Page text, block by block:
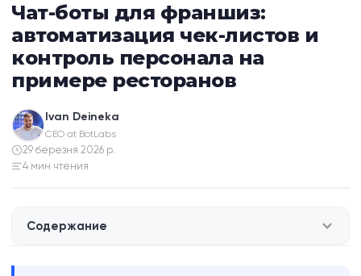
Чат-боты для франшиз:
автоматизация чек-листов и
контроль персонала на
примере ресторанов
Ivan Deineka
CEO at BotLabs
29 березня 2026 р.
4 мин чтения
Содержание